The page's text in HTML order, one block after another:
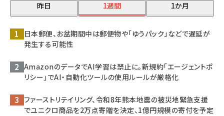
昨日 1週間 1か月
日本郵便、お盆期間中は郵便物や「ゆうパック」などで遅延が
発生する可能性
AmazonのデータでAI学習は禁止に。新規約「エージェントポ
リシー」でAI・自動化ツールの使用ルールが厳格化
ファーストリテイリング、令和8年熊本地震の被災地緊急支援
でユニクロ商品を2万点寄贈を決定、1億円規模の寄付を予定